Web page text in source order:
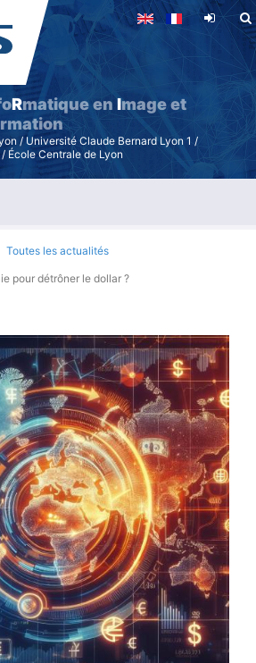
Aller
contenu
principal
Rmatique en Image et
/ Université Claude Bernard Lyon 1 /
École Centrale de Lyon
Toutes les actualités
pour détrôner le dollar ?